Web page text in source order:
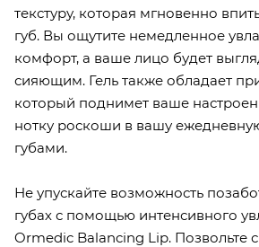
текстуру, которая мгновенно
губ. Вы ощутите немедленное
комфорт, а ваше лицо будет
сияющим. Гель также обладает
который поднимет ваше
нотку роскоши в вашу
губами.
Не упускайте возможность
губах с помощью интенсивного
Ormedic Balancing Lip. Позвольте